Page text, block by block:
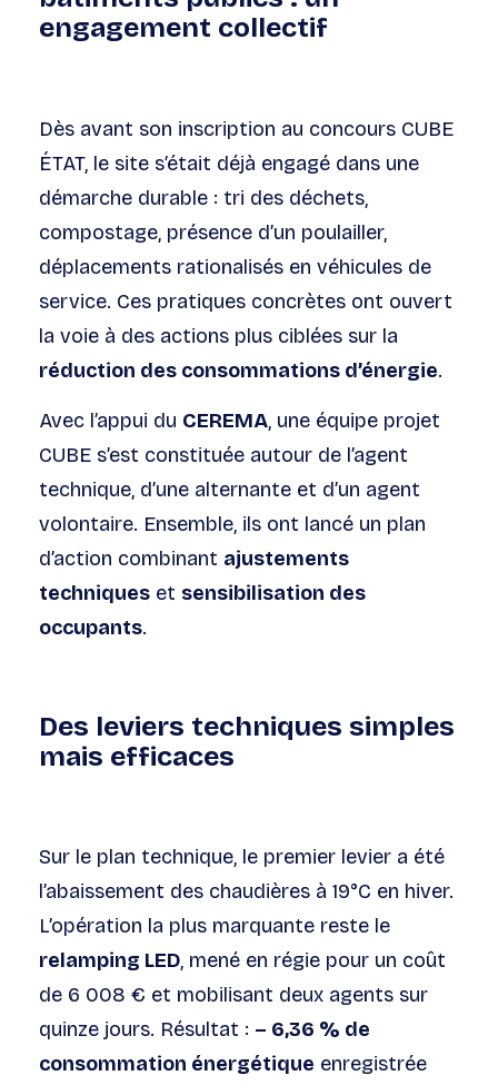
engagement collectif
Dès avant son inscription au concours CUBE
ÉTAT, le site s’était déjà engagé dans une
démarche durable : tri des déchets,
compostage, présence d’un poulailler,
déplacements rationalisés en véhicules de
service. Ces pratiques concrètes ont ouvert
la voie à des actions plus ciblées sur la
réduction des consommations d’énergie.
Avec l’appui du CEREMA, une équipe projet
CUBE s’est constituée autour de l’agent
technique, d’une alternante et d’un agent
volontaire. Ensemble, ils ont lancé un plan
d’action combinant ajustements
techniques et sensibilisation des
occupants.
Des leviers techniques simples
mais efficaces
Sur le plan technique, le premier levier a été
l’abaissement des chaudières à 19°C en hiver.
L’opération la plus marquante reste le
relamping LED, mené en régie pour un coût
de 6 008 € et mobilisant deux agents sur
quinze jours. Résultat : – 6,36 % de
consommation énergétique enregistrée